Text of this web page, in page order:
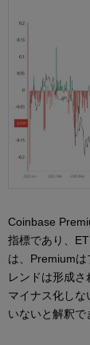
Coinbase
指標であり、
は、Premiumは
レンドは形成
マイナス化し
いないと解釈で